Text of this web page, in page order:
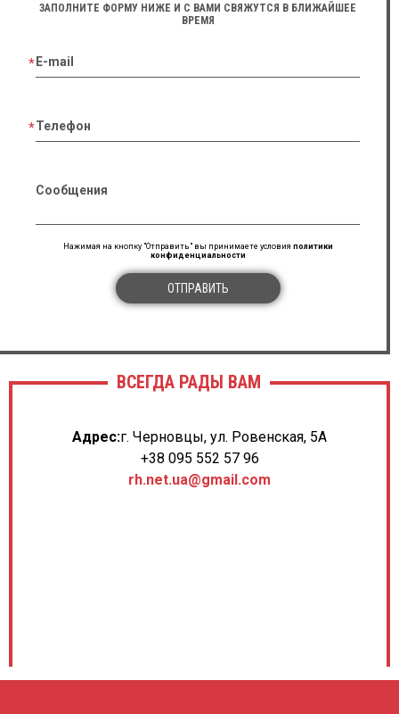
ЗАПОЛНИТЕ ФОРМУ НИЖЕ И С ВАМИ СВЯЖУТСЯ В БЛИЖАЙШЕЕ
ВРЕМЯ
E-mail
Телефон
Сообщения
Нажимая на кнопку "Отправить" вы принимаете условия политики
конфиденциальности
ОТПРАВИТЬ
ВСЕГДА РАДЫ ВАМ
Адрес:г. Черновцы, ул. Ровенская, 5А
+38 095 552 57 96
rh.net.ua@gmail.com